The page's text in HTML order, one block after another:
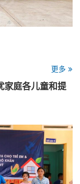
更多
家庭各儿童和提